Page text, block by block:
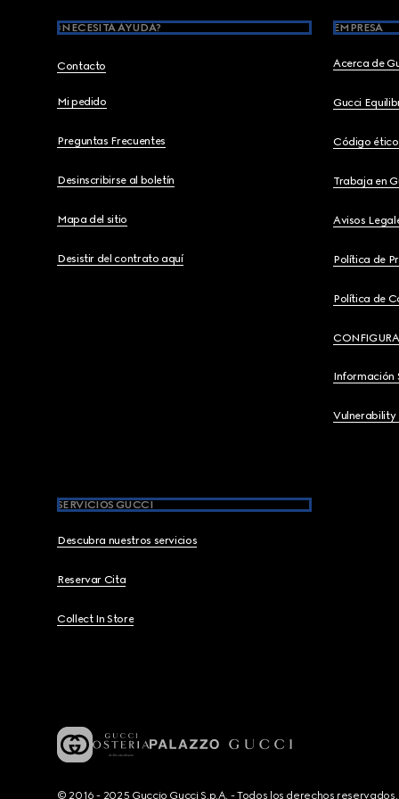
¿NECESITA AYUDA?
Contacto
Mi pedido
Preguntas Frecuentes
Desinscribirse al boletín
Mapa del sitio
Desistir del contrato aquí
EMPRESA
Acerca de
Gucci
Código ético
Trabaja en
Avisos
Política de
Política de
Información
Vulnerability
SERVICIOS GUCCI
Descubra nuestros servicios
Reservar Cita
Collect In Store
© 2016 - 2025 Guccio Gucci S.p.A. - Todos los derechos